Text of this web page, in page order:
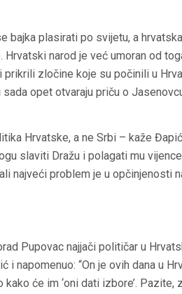
bajka plasirati po svijetu, a
narod je već umoran od
prikrili zločine koje su počinili u
opet otvaraju priču o
Hrvatske, a ne Srbi – kaže
slaviti Dražu i polagati mu
najveći problem je u opčinjenosti
Pupovac najjači političar u
i napomenuo: “On je ovih dana u
će im ‘oni dati izbore’. Pazite,